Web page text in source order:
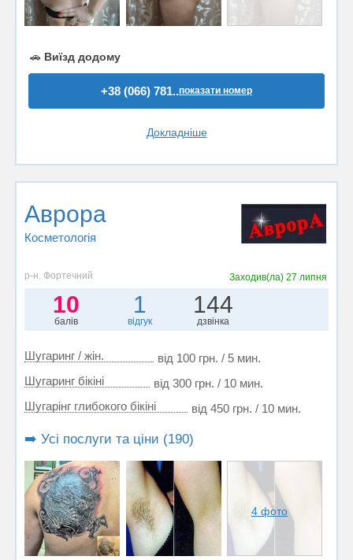
🚗 Виїзд додому
+38 (066) 781..показати номер
Докладніше
Аврора
Косметологія
р-н. Фортечний Заходив(ла) 27 липня
10
балів
1
відгук
144
дзвінка
Шугаринг / жін.
від 100 грн. / 5 мин.
Шугаринг бікіні
від 300 грн. / 10 мин.
Шугарінг глибокого бікіні
від 450 грн. / 10 мин.
➡️ Усі послуги та ціни (190)
4 фото